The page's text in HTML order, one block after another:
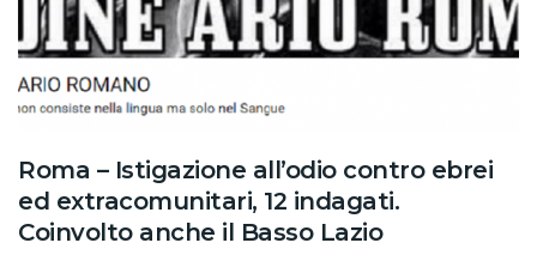
Roma – Istigazione all’odio contro ebrei
ed extracomunitari, 12 indagati.
Coinvolto anche il Basso Lazio